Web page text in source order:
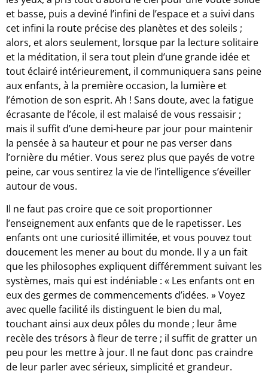
et basse, puis a deviné l’infini de l’espace et a suivi dans
cet infini la route précise des planètes et des soleils ;
alors, et alors seulement, lorsque par la lecture solitaire
et la méditation, il sera tout plein d’une grande idée et
tout éclairé intérieurement, il communiquera sans peine
aux enfants, à la première occasion, la lumière et
l’émotion de son esprit. Ah ! Sans doute, avec la fatigue
écrasante de l’école, il est malaisé de vous ressaisir ;
mais il suffit d’une demi-heure par jour pour maintenir
la pensée à sa hauteur et pour ne pas verser dans
l’ornière du métier. Vous serez plus que payés de votre
peine, car vous sentirez la vie de l’intelligence s’éveiller
autour de vous.
Il ne faut pas croire que ce soit proportionner
l’enseignement aux enfants que de le rapetisser. Les
enfants ont une curiosité illimitée, et vous pouvez tout
doucement les mener au bout du monde. Il y a un fait
que les philosophes expliquent différemment suivant les
systèmes, mais qui est indéniable : « Les enfants ont en
eux des germes de commencements d’idées. » Voyez
avec quelle facilité ils distinguent le bien du mal,
touchant ainsi aux deux pôles du monde ; leur âme
recèle des trésors à fleur de terre ; il suffit de gratter un
peu pour les mettre à jour. Il ne faut donc pas craindre
de leur parler avec sérieux, simplicité et grandeur.